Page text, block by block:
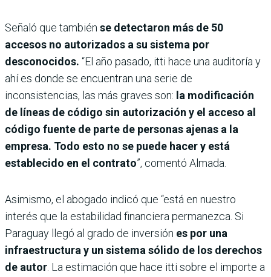
Señaló que también se detectaron más de 50
accesos no autorizados a su sistema por
desconocidos. “El año pasado, itti hace una auditoría y
ahí es donde se encuentran una serie de
inconsistencias, las más graves son: la modificación
de líneas de código sin autorización y el acceso al
código fuente de parte de personas ajenas a la
empresa. Todo esto no se puede hacer y está
establecido en el contrato”, comentó Almada.
Asimismo, el abogado indicó que “está en nuestro
interés que la estabilidad financiera permanezca. Si
Paraguay llegó al grado de inversión es por una
infraestructura y un sistema sólido de los derechos
de autor . La estimación que hace itti sobre el importe a